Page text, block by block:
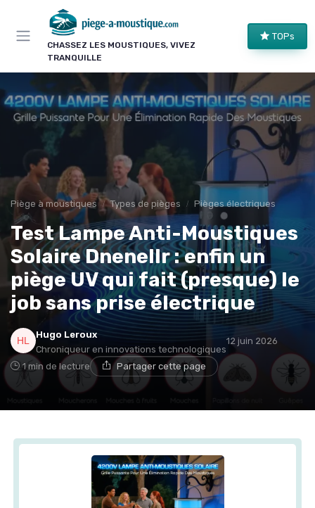
CHASSEZ LES MOUSTIQUES, VIVEZ
TRANQUILLE
TOPs
Piège à moustiques Types de pièges Pièges électriques
Test Lampe Anti-Moustiques
Solaire Dnenellr : enfin un
piège UV qui fait (presque) le
job sans prise électrique
Hugo Leroux
Chroniqueur en innovations technologiques
12 juin 2026
1 min de lecture Partager cette page
Panneau de gestion des cookies